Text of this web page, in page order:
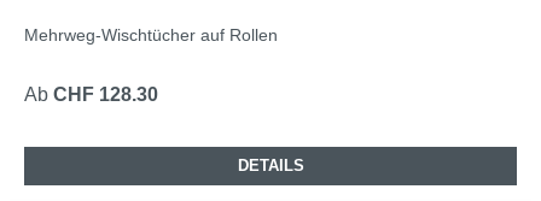
Mehrweg-Wischtücher auf Rollen
Ab CHF 128.30
DETAILS